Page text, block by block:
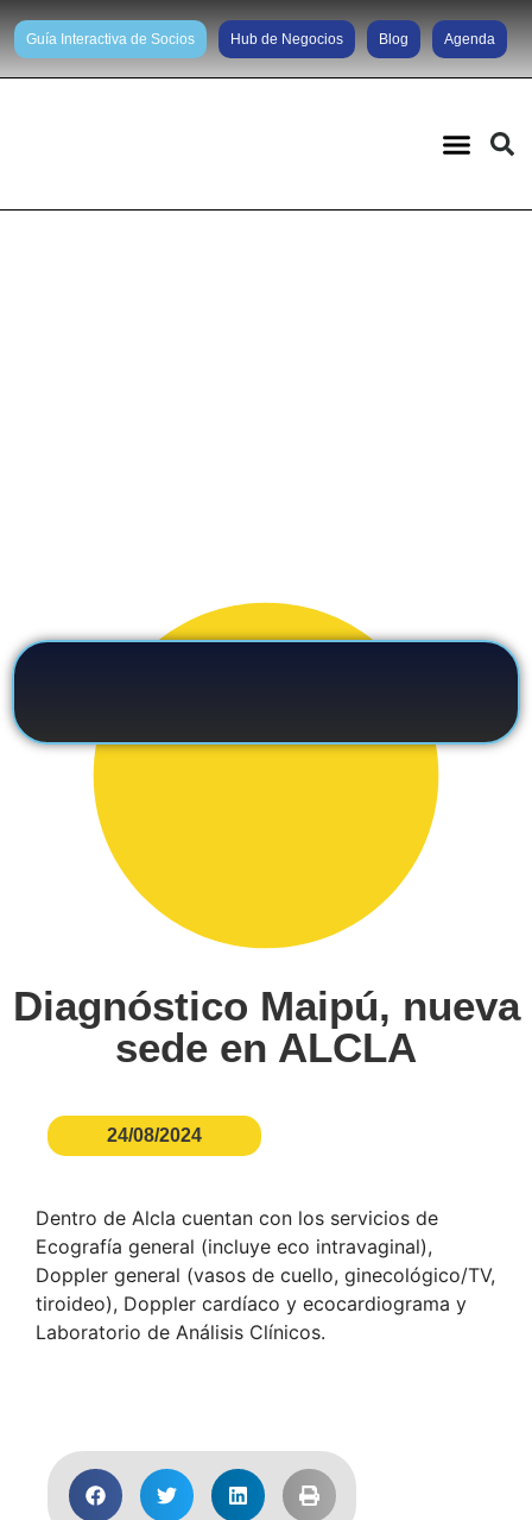
Guía Interactiva de Socios Hub de Negocios Blog Agenda
Diagnóstico Maipú, nueva
sede en ALCLA
24/08/2024
Dentro de Alcla cuentan con los servicios de
Ecografía general (incluye eco intravaginal),
Doppler general (vasos de cuello, ginecológico/TV,
tiroideo), Doppler cardíaco y ecocardiograma y
Laboratorio de Análisis Clínicos.